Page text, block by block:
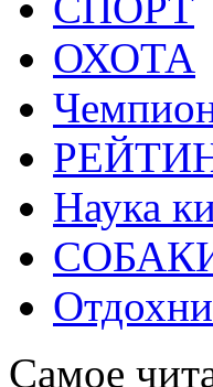
ОХОТА
Наука
Самое